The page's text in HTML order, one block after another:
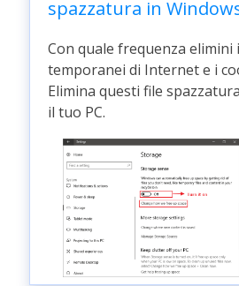
spazzatura in
Con quale frequenza elimini
temporanei di Internet e i
Elimina questi file
il tuo PC.